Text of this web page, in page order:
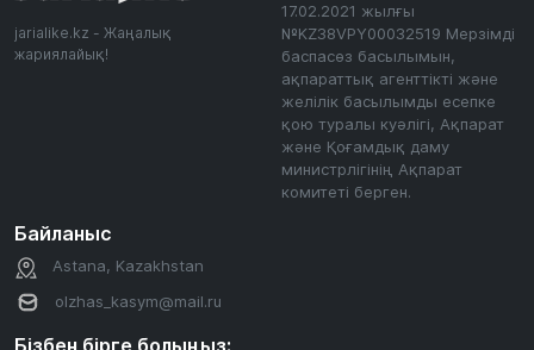
jarialike.kz - Жаңалық
жариялайық!
17.02.2021 жылғы
№KZ38VPY00032519 Мерзімді
баспасөз басылымын,
ақпараттық агенттікті және
желілік басылымды есепке
қою туралы куәлігі, Ақпарат
және Қоғамдық даму
министрлігінің Ақпарат
комитеті берген.
Байланыс
Astana, Kazakhstan
olzhas_kasym@mail.ru
Бізбен бірге болыңыз: